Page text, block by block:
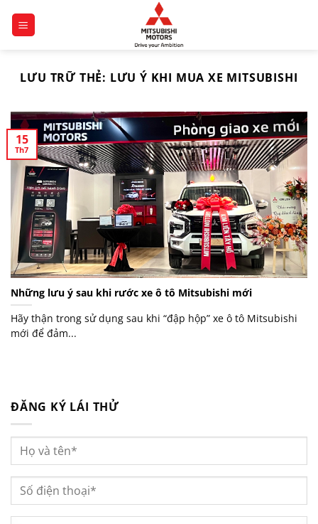
đến
LƯU TRỮ THẺ: LƯU Ý KHI MUA XE MITSUBISHI
Những lưu ý sau khi rước xe ô tô Mitsubishi mới
Hãy thận trong sử dụng sau khi “đập hộp” xe ô tô Mitsubishi
mới để đảm...
15
Th7
ĐĂNG KÝ LÁI THỬ